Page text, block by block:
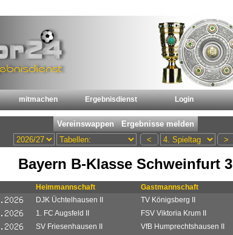
mitmachen Ergebnisdienst Login
Bayern B-Klasse Schweinfurt 3
Heimmannschaft Gastmannschaft
DJK Üchtelhausen II
TV Königsberg II
1. FC Augsfeld II
FSV Viktoria Krum II
SV Friesenhausen II
VfB Humprechtshausen II